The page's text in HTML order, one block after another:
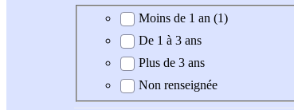
Expérience demandée
Moins de 1 an (1)
De 1 à 3 ans
Plus de 3 ans
Non renseignée